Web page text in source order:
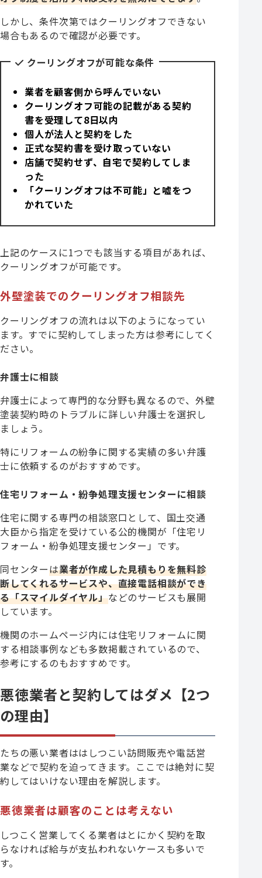
しかし、条件次第ではクーリングオフできない
場合もあるので確認が必要です。
クーリングオフが可能な条件
業者を顧客側から呼んでいない
クーリングオフ可能の記載がある契約
書を受理して8日以内
個人が法人と契約をした
正式な契約書を受け取っていない
店舗で契約せず、自宅で契約してしま
った
「クーリングオフは不可能」と嘘をつ
かれていた
上記のケースに1つでも該当する項目があれば、
クーリングオフが可能です。
外壁塗装でのクーリングオフ相談先
クーリングオフの流れは以下のようになってい
ます。すでに契約してしまった方は参考にしてく
ださい。
弁護士に相談
弁護士によって専門的な分野も異なるので、外壁
塗装契約時のトラブルに詳しい弁護士を選択し
ましょう。
特にリフォームの紛争に関する実績の多い弁護
士に依頼するのがおすすめです。
住宅リフォーム・紛争処理支援センターに相談
住宅に関する専門の相談窓口として、国土交通
大臣から指定を受けている公的機関が「住宅リ
フォーム・紛争処理支援センター」です。
同センターは業者が作成した見積もりを無料診
断してくれるサービスや、直接電話相談ができ
る「スマイルダイヤル」などのサービスも展開
しています。
機関のホームページ内には住宅リフォームに関
する相談事例なども多数掲載されているので、
参考にするのもおすすめです。
悪徳業者と契約してはダメ【2つ
の理由】
たちの悪い業者ははしつこい訪問販売や電話営
業などで契約を迫ってきます。ここでは絶対に契
約してはいけない理由を解説します。
悪徳業者は顧客のことは考えない
しつこく営業してくる業者はとにかく契約を取
らなければ給与が支払われないケースも多いで
す。